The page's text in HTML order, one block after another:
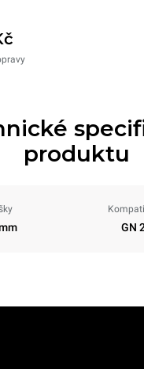
produktu
GN